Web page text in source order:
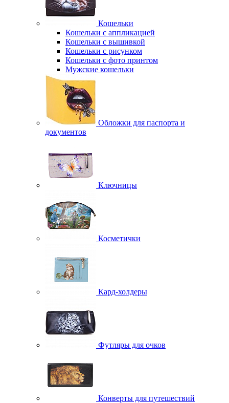
Кошельки
Кошельки с аппликацией
Кошельки с вышивкой
Кошельки с рисунком
Кошельки с фото принтом
Мужские кошельки
Обложки для паспорта и
документов
Ключницы
Косметички
Кард-холдеры
Футляры для очков
Конверты для путешествий